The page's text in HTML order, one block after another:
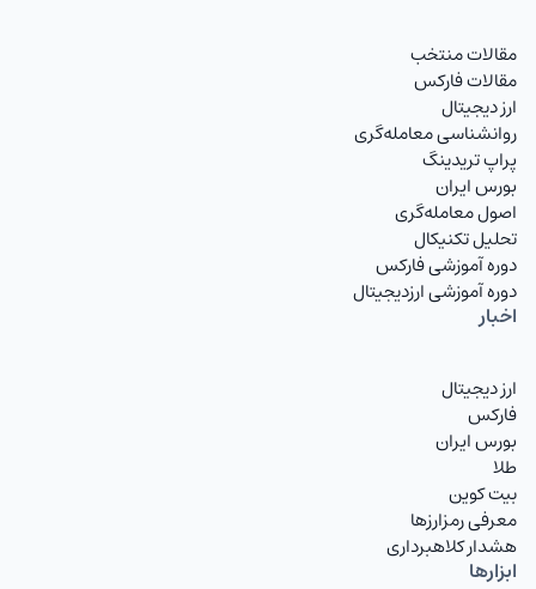
مقالات منتخب
مقالات فارکس
ارز دیجیتال
روانشناسی معامله‌گری
پراپ تریدینگ
بورس ایران
اصول معامله‌گری
تحلیل تکنیکال
دوره آموزشی فارکس
دوره آموزشی ارزدیجیتال
اخبار
ارز دیجیتال
فارکس
بورس ایران
طلا
بیت کوین
معرفی رمزارزها
هشدار کلاهبرداری
ابزارها